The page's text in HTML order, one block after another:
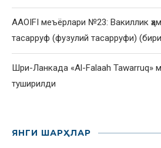
AAOIFI меъёрлари №23: Вакиллик
тасарруф (фузулий тасарруфи)
Шри-Ланкада «Al-Falaah Tawarruq»
туширилди
ЯНГИ ШАРҲЛАР